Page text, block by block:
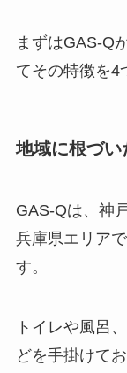
まずはGAS-Q
てその特徴を4
地域に根づ
GAS-Qは、神
兵庫県エリア
す。
トイレや風呂
どを手掛けて